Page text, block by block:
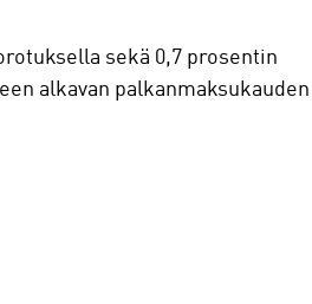
sekä 0,7 prosentin
alkavan palkanmaksukauden